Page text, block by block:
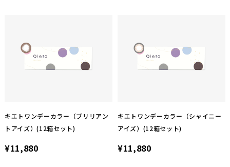
キエトワンデーカラー（ブリリアン
トアイズ）(12箱セット)
¥11,880
キエトワンデーカラー（シャイニー
アイズ）(12箱セット)
¥11,880